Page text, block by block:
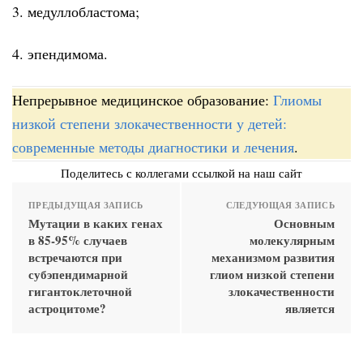
3. медуллобластома;
4. эпендимома.
Непрерывное медицинское образование: Глиомы
низкой степени злокачественности у детей:
современные методы диагностики и лечения.
Поделитесь с коллегами ссылкой на наш сайт
ПРЕДЫДУЩАЯ ЗАПИСЬ
Мутации в каких генах
в 85-95% случаев
встречаются при
субэпендимарной
гигантоклеточной
астроцитоме?
СЛЕДУЮЩАЯ ЗАПИСЬ
Основным
молекулярным
механизмом развития
глиом низкой степени
злокачественности
является